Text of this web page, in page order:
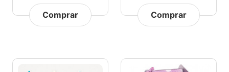
Comprar Comprar